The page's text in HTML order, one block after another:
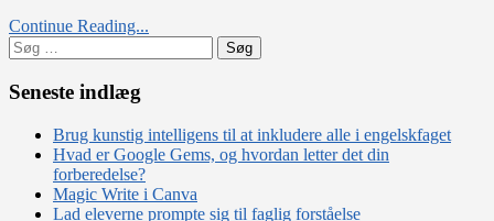
Continue Reading...
Søg
efter:
Seneste indlæg
Brug kunstig intelligens til at inkludere alle i engelskfaget
Hvad er Google Gems, og hvordan letter det din
forberedelse?
Magic Write i Canva
Lad eleverne prompte sig til faglig forståelse